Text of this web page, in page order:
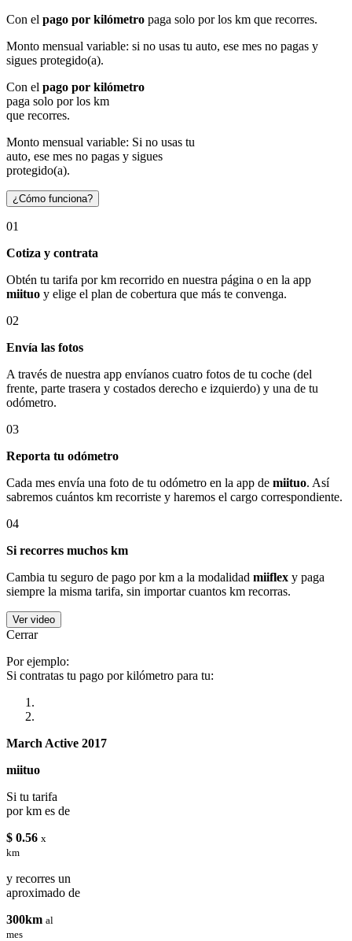
Con el pago por kilómetro paga solo por los km que recorres.
Monto mensual variable: si no usas tu auto, ese mes no pagas y
sigues protegido(a).
Con el pago por kilómetro
paga solo por los km
que recorres.
Monto mensual variable: Si no usas tu
auto, ese mes no pagas y sigues
protegido(a).
¿Cómo funciona?
01
Cotiza y contrata
Obtén tu tarifa por km recorrido en nuestra página o en la app
miituo y elige el plan de cobertura que más te convenga.
02
Envía las fotos
A través de nuestra app envíanos cuatro fotos de tu coche (del
frente, parte trasera y costados derecho e izquierdo) y una de tu
odómetro.
03
Reporta tu odómetro
Cada mes envía una foto de tu odómetro en la app de miituo. Así
sabremos cuántos km recorriste y haremos el cargo correspondiente.
04
Si recorres muchos km
Cambia tu seguro de pago por km a la modalidad miiflex y paga
siempre la misma tarifa, sin importar cuantos km recorras.
Ver video
Cerrar
Por ejemplo:
Si contratas tu pago por kilómetro para tu:
March Active 2017
miituo
Si tu tarifa
por km es de
$ 0.56 x
km
y recorres un
aproximado de
300km al
mes